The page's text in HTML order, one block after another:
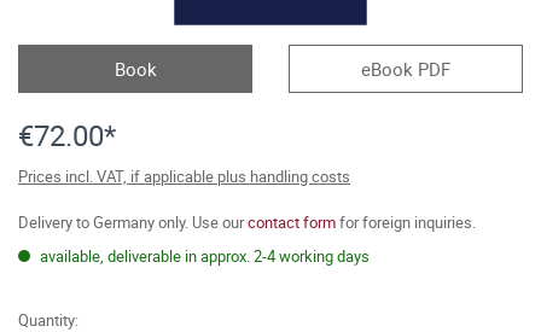
Book eBook PDF
€72.00*
Prices incl. VAT, if applicable plus handling costs
Delivery to Germany only. Use ourcontact formfor foreign inquiries.
available, deliverable in approx. 2-4 working days
Quantity: